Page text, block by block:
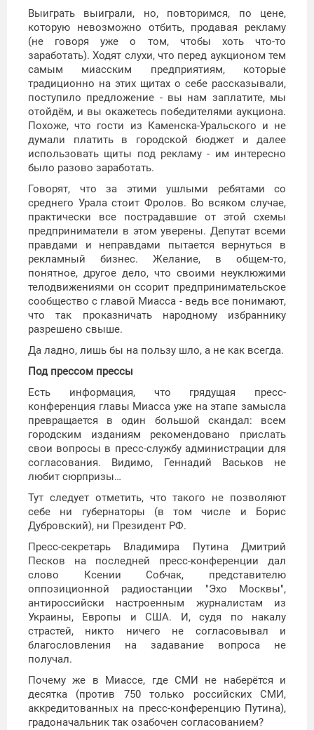
Выиграть выиграли, но, повторимся, по цене,
которую невозможно отбить, продавая рекламу
(не говоря уже о том, чтобы хоть что-то
заработать). Ходят слухи, что перед аукционом тем
самым миасским предприятиям, которые
традиционно на этих щитах о себе рассказывали,
поступило предложение - вы нам заплатите, мы
отойдём, и вы окажетесь победителями аукциона.
Похоже, что гости из Каменска-Уральского и не
думали платить в городской бюджет и далее
использовать щиты под рекламу - им интересно
было разово заработать.
Говорят, что за этими ушлыми ребятами со
среднего Урала стоит Фролов. Во всяком случае,
практически все пострадавшие от этой схемы
предприниматели в этом уверены. Депутат всеми
правдами и неправдами пытается вернуться в
рекламный бизнес. Желание, в общем-то,
понятное, другое дело, что своими неуклюжими
телодвижениями он ссорит предпринимательское
сообщество с главой Миасса - ведь все понимают,
что так проказничать народному избраннику
разрешено свыше.
Да ладно, лишь бы на пользу шло, а не как всегда.
Под прессом прессы
Есть информация, что грядущая пресс-
конференция главы Миасса уже на этапе замысла
превращается в один большой скандал: всем
городским изданиям рекомендовано прислать
свои вопросы в пресс-службу администрации для
согласования. Видимо, Геннадий Васьков не
любит сюрпризы…
Тут следует отметить, что такого не позволяют
себе ни губернаторы (в том числе и Борис
Дубровский), ни Президент РФ.
Пресс-секретарь Владимира Путина Дмитрий
Песков на последней пресс-конференции дал
слово Ксении Собчак, представителю
оппозиционной радиостанции "Эхо Москвы",
антироссийски настроенным журналистам из
Украины, Европы и США. И, судя по накалу
страстей, никто ничего не согласовывал и
благословления на задавание вопроса не
получал.
Почему же в Миассе, где СМИ не наберётся и
десятка (против 750 только российских СМИ,
аккредитованных на пресс-конференцию Путина),
градоначальник так озабочен согласованием?